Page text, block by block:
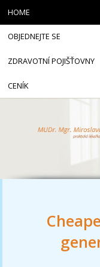
HOME
OBJEDNEJTE SE
ZDRAVOTNÍ POJIŠŤOVNY
CENÍK